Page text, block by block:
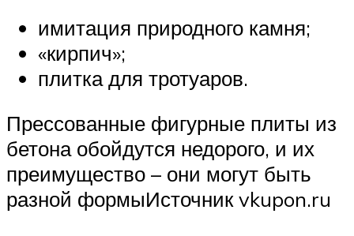
имитация природного камня;
«кирпич»;
плитка для тротуаров.
Прессованные фигурные плиты из
бетона обойдутся недорого, и их
преимущество – они могут быть
разной формыИсточник vkupon.ru